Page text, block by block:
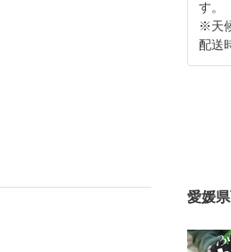
す。
※天
配送
愛媛